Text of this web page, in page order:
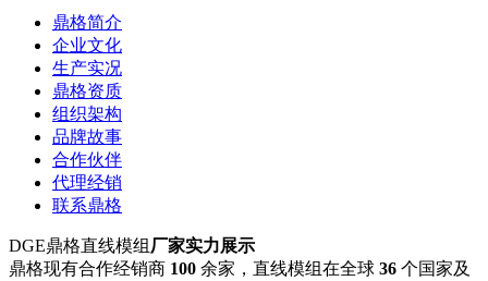
鼎格简介
企业文化
生产实况
鼎格资质
组织架构
品牌故事
合作伙伴
代理经销
联系鼎格
DGE鼎格直线模组 厂家实力展示
鼎格现有合作经销商 100 余家，直线模组在全球 36 个国家及